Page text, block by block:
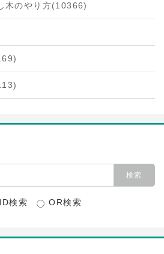
木のやり方(10366)
検索 OR検索